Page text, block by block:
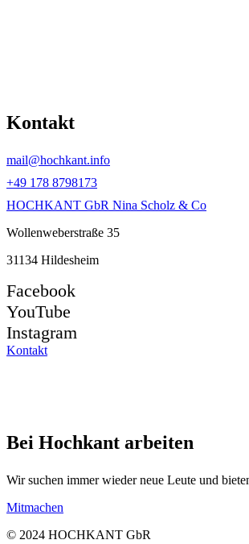
Kontakt
mail@hochkant.info
+49 178 8798173
HOCHKANT GbR Nina Scholz & Co
Wollenweberstraße 35
31134 Hildesheim
Facebook
YouTube
Instagram
Kontakt
Bei Hochkant arbeiten
Wir suchen immer wieder neue Leute und
Mitmachen
© 2024 HOCHKANT GbR